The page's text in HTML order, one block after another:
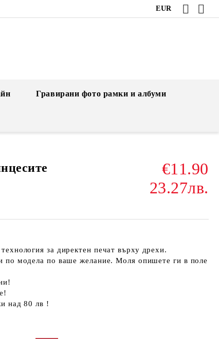
EUR
Гравирани фото рамки и албуми
€11.90
23.27лв.
за директен печат върху дрехи.
по модела по ваше желание. Моля опишете ги в поле
над 80 лв !